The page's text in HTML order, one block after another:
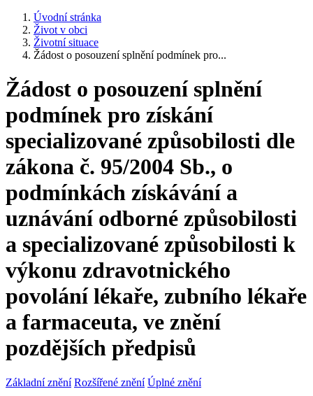
Úvodní stránka
Život v obci
Životní situace
Žádost o posouzení splnění podmínek pro...
Žádost o posouzení splnění
podmínek pro získání
specializované způsobilosti dle
zákona č. 95/2004 Sb., o
podmínkách získávání a
uznávání odborné způsobilosti
a specializované způsobilosti k
výkonu zdravotnického
povolání lékaře, zubního lékaře
a farmaceuta, ve znění
pozdějších předpisů
Základní znění Rozšířené znění Úplné znění